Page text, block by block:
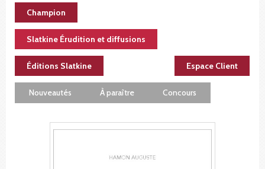
Champion
Slatkine Érudition et diffusions
Éditions Slatkine Espace Client
Nouveautés À paraître Concours